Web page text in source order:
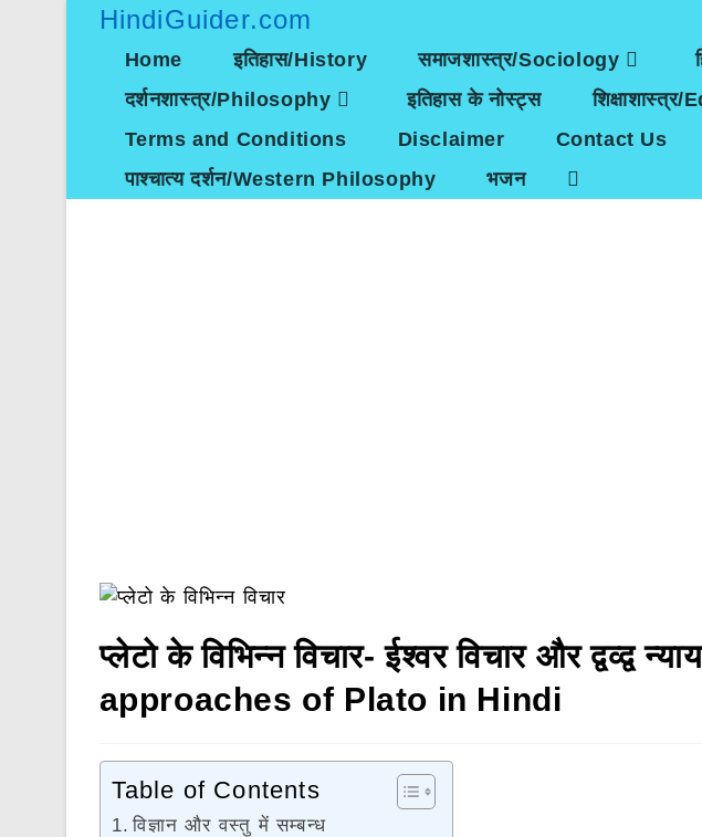
HindiGuider.com
Home इतिहास/History समाजशास्त्र/Sociology
दर्शनशास्त्र/Philosophy
इतिहास के नोस्ट्स
Terms and Conditions
Disclaimer Contact Us
पाश्चात्य दर्शन/Western Philosophy
भजन
प्लेटो के विभिन्न विचार- ईश्वर विचार और द्वव्द्व
approaches of Plato in Hindi
Table of Contents
विज्ञान और वस्तु में सम्बन्ध